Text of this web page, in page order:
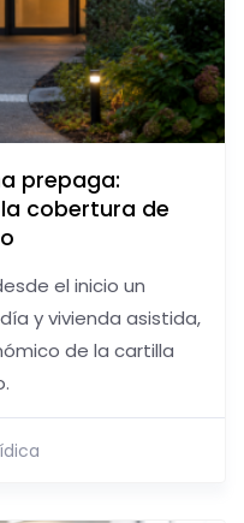
prepaga:
cobertura de
el inicio un
y vivienda asistida,
de la cartilla